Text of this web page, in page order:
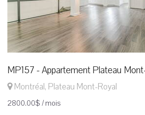
MP157 - Appartement Plateau
Montréal, Plateau Mont-Royal
2800.00$ / mois